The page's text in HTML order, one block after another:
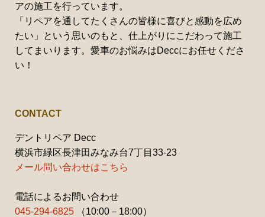
アの施工を行っています。
「リペアを通してたくさんの皆様に喜びと感動を広め
たい」という思いのもと、仕上がりにこだわって施工
してまいります。愛車のお悩みはDeccにお任せくださ
い！
CONTACT
デントリペア Decc
横浜市緑区長津田みなみ台7丁目33-23
メール問い合わせはこちら
電話によるお問い合わせ
045-294-6825（10:00－18:00）